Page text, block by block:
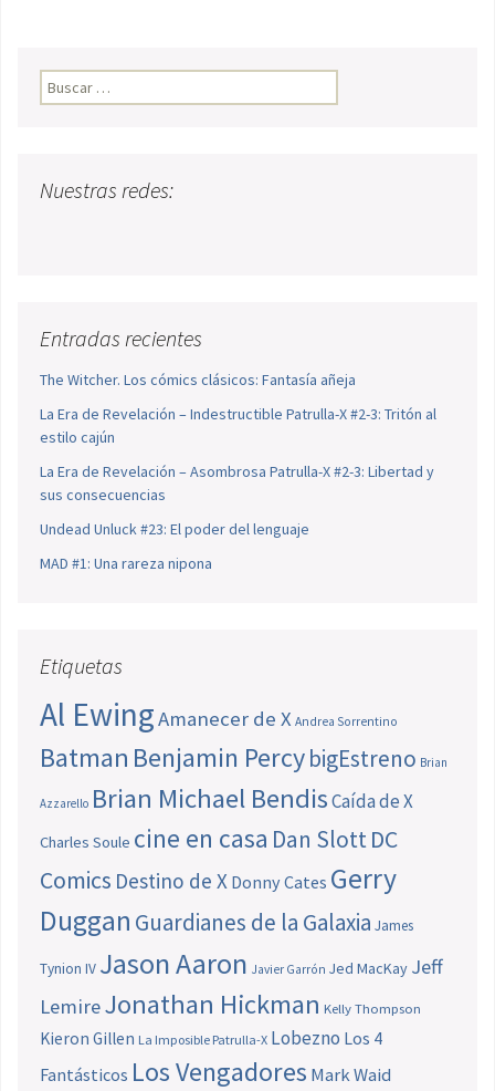
Buscar:
Nuestras redes:
Entradas recientes
The Witcher. Los cómics clásicos: Fantasía añeja
La Era de Revelación – Indestructible Patrulla-X #2-3: Tritón al
estilo cajún
La Era de Revelación – Asombrosa Patrulla-X #2-3: Libertad y
sus consecuencias
Undead Unluck #23: El poder del lenguaje
MAD #1: Una rareza nipona
Etiquetas
Al EwingAmanecer de X Andrea Sorrentino
Batman Benjamin PercybigEstreno Brian
Azzarello Brian Michael BendisCaída de X
Charles Soule cine en casa Dan SlottDC
Comics Destino de X Donny Cates Gerry
Duggan Guardianes de la Galaxia James
Tynion IV Jason Aaron Javier Garrón Jed MacKay Jeff
LemireJonathan Hickman Kelly Thompson
Kieron Gillen La Imposible Patrulla-X Lobezno Los 4
Fantásticos Los Vengadores Mark Waid